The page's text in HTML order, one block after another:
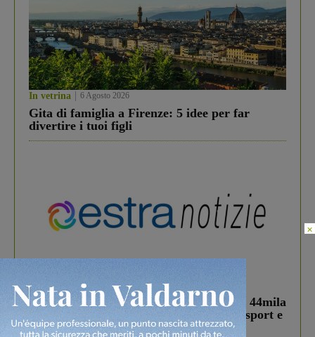
In vetrina 6 Agosto 2026
Gita di famiglia a Firenze: 5 idee per far
divertire i tuoi figli
In vetrina 3 Agosto 2026
Estra Notizie agosto: Smart Cities, oltre 44mila
studenti coinvolti, torna il bando per lo sport e
debutta il podcast Estrair
×